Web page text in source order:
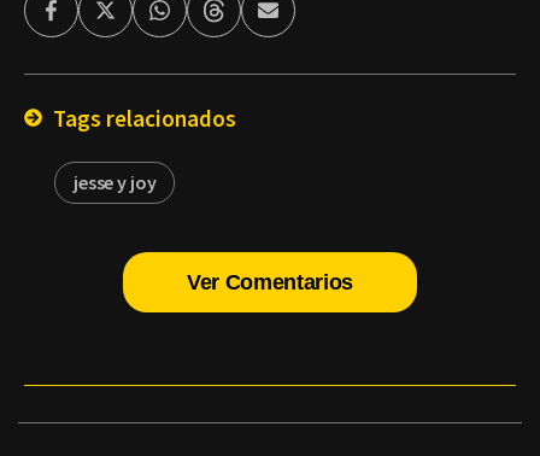
FacebookTwitterWhatsappThreadsEnviar
por
Tags relacionados
jesse y joy
Ver Comentarios